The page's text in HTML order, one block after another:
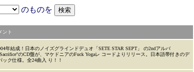
のものを
ント
年結成！日本のノイズグラインドデュオ「SETE STAR SEPT」 の2ndアルバ
のCD盤が、マケドニアのFuck Yogaレ コードよりリリース。日本語帯付きのデ
ック仕様。全24曲入 り！！